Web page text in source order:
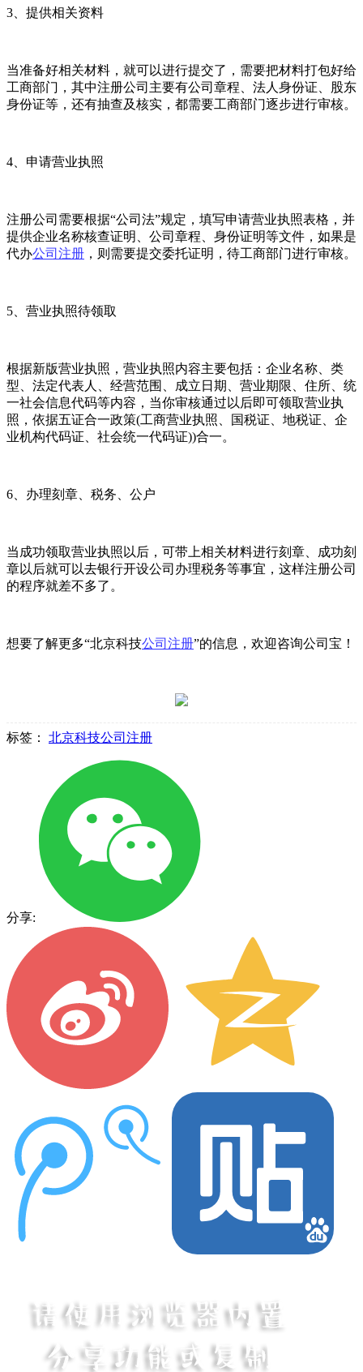
3、提供相关资料
当准备好相关材料，就可以进行提交了，需要把材料打包好给
工商部门，其中注册公司主要有公司章程、法人身份证、股东
身份证等，还有抽查及核实，都需要工商部门逐步进行审核。
4、申请营业执照
注册公司需要根据“公司法”规定，填写申请营业执照表格，并
提供企业名称核查证明、公司章程、身份证明等文件，如果是
代办公司注册 ，则需要提交委托证明，待工商部门进行审核。
5、营业执照待领取
根据新版营业执照，营业执照内容主要包括：企业名称、类
型、法定代表人、经营范围、成立日期、营业期限、住所、统
一社会信息代码等内容，当你审核通过以后即可领取营业执
照，依据五证合一政策(工商营业执照、国税证、地税证、企
业机构代码证、社会统一代码证))合一。
6、办理刻章、税务、公户
当成功领取营业执照以后，可带上相关材料进行刻章、成功刻
章以后就可以去银行开设公司办理税务等事宜，这样注册公司
的程序就差不多了。
想要了解更多“北京科技公司注册”的信息，欢迎咨询公司宝！
标签： 北京科技公司注册
分享: